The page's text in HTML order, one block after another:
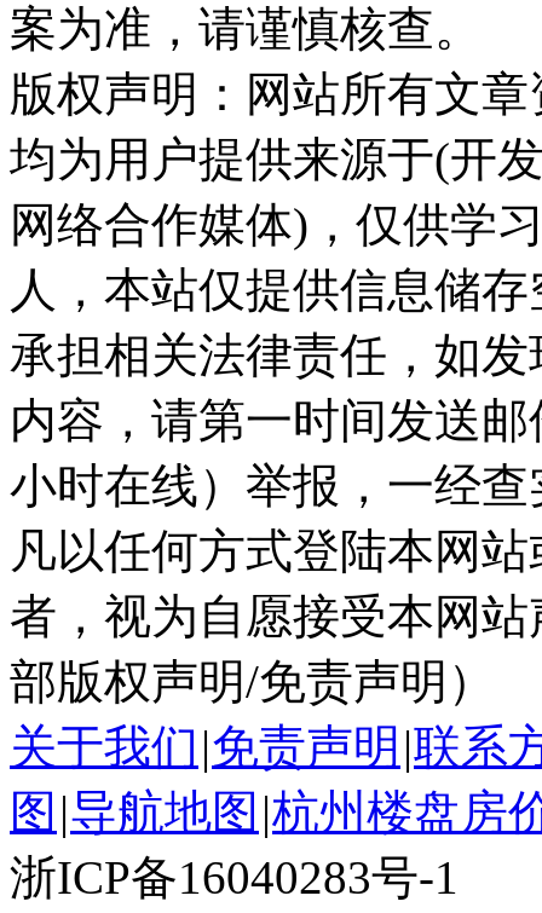
案为准，请谨慎核查。
版权声明：网站所有文
均为用户提供来源于(开
网络合作媒体)，仅供学
人，本站仅提供信息储
承担相关法律责任，如
内容，请第一时间发送邮
小时在线）举报，一经
凡以任何方式登陆本网
者，视为自愿接受本网
部版权声明/免责声明）
关于我们 |免责声明 |联系
图 |导航地图 |杭州楼盘房
浙ICP备16040283号-1